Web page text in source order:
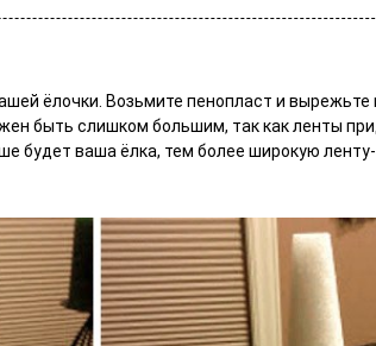
ёлочки. Возьмите пенопласт и вырежьте
быть слишком большим, так как ленты
будет ваша ёлка, тем более широкую